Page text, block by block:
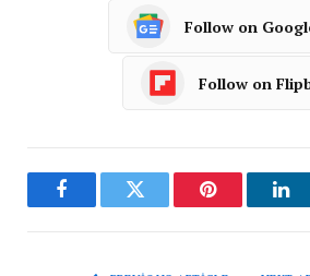
Follow on
Follow on
FacebookTwitter Pinterest